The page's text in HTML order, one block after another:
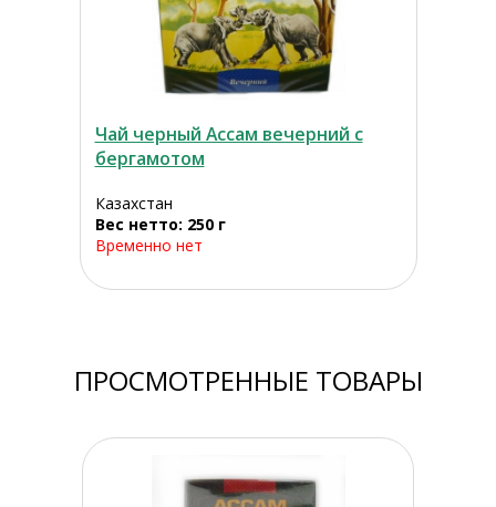
Чай черный Ассам вечерний с
бергамотом
Казахстан
Вес нетто: 250 г
Временно нет
ПРОСМОТРЕННЫЕ ТОВАРЫ